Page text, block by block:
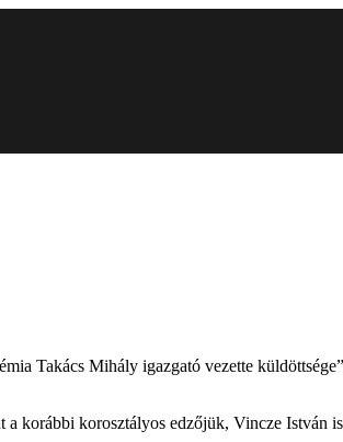
Takács Mihály igazgató vezette
korábbi korosztályos edzőjük, Vincze István